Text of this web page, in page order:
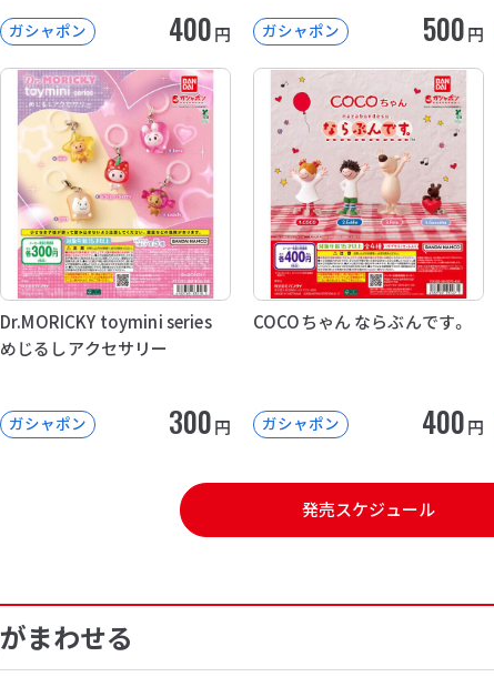
ガシャポン 400円 ガシャポン 500円
Dr.MORICKY toymini series
めじるしアクセサリー
ガシャポン 300円
COCOちゃん ならぶんです。
ガシャポン 400円
発売スケジュール
がまわせる